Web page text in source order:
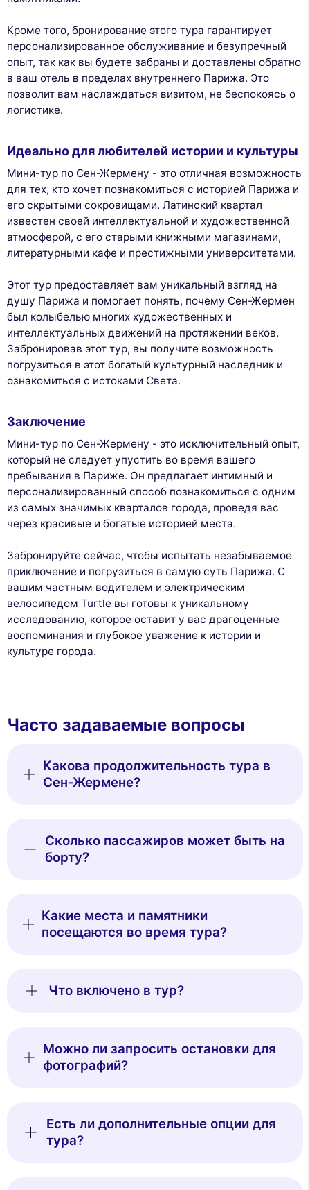
Кроме того, бронирование этого тура гарантирует
персонализированное обслуживание и безупречный
опыт, так как вы будете забраны и доставлены обратно
в ваш отель в пределах внутреннего Парижа. Это
позволит вам наслаждаться визитом, не беспокоясь о
логистике.
Идеально для любителей истории и культуры
Мини-тур по Сен-Жермену - это отличная возможность
для тех, кто хочет познакомиться с историей Парижа и
его скрытыми сокровищами. Латинский квартал
известен своей интеллектуальной и художественной
атмосферой, с его старыми книжными магазинами,
литературными кафе и престижными университетами.
Этот тур предоставляет вам уникальный взгляд на
душу Парижа и помогает понять, почему Сен-Жермен
был колыбелью многих художественных и
интеллектуальных движений на протяжении веков.
Забронировав этот тур, вы получите возможность
погрузиться в этот богатый культурный наследник и
ознакомиться с истоками Света.
Заключение
Мини-тур по Сен-Жермену - это исключительный опыт,
который не следует упустить во время вашего
пребывания в Париже. Он предлагает интимный и
персонализированный способ познакомиться с одним
из самых значимых кварталов города, проведя вас
через красивые и богатые историей места.
Забронируйте сейчас, чтобы испытать незабываемое
приключение и погрузиться в самую суть Парижа. С
вашим частным водителем и электрическим
велосипедом Turtle вы готовы к уникальному
исследованию, которое оставит у вас драгоценные
воспоминания и глубокое уважение к истории и
культуре города.
Часто задаваемые вопросы
Какова продолжительность тура в
Сен-Жермене?
Сколько пассажиров может быть на
борту?
Какие места и памятники
посещаются во время тура?
Что включено в тур?
Можно ли запросить остановки для
фотографий?
Есть ли дополнительные опции для
тура?